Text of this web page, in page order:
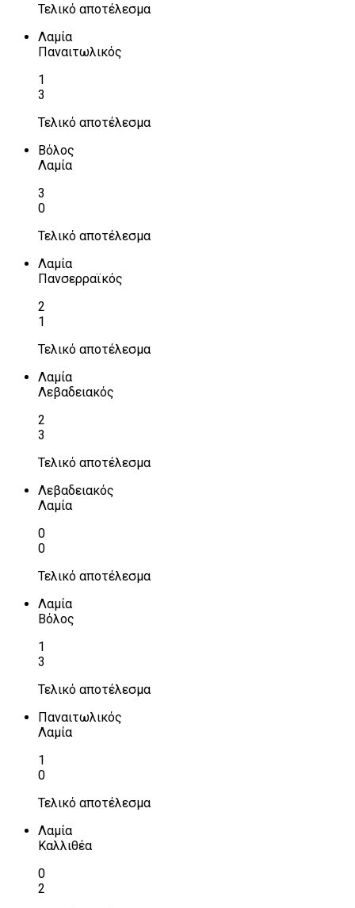
Τελικό αποτέλεσμα
Λαμία
Παναιτωλικός
1
3
Τελικό αποτέλεσμα
Βόλος
Λαμία
3
0
Τελικό αποτέλεσμα
Λαμία
Πανσερραϊκός
2
1
Τελικό αποτέλεσμα
Λαμία
Λεβαδειακός
2
3
Τελικό αποτέλεσμα
Λεβαδειακός
Λαμία
0
0
Τελικό αποτέλεσμα
Λαμία
Βόλος
1
3
Τελικό αποτέλεσμα
Παναιτωλικός
Λαμία
1
0
Τελικό αποτέλεσμα
Λαμία
Καλλιθέα
0
2